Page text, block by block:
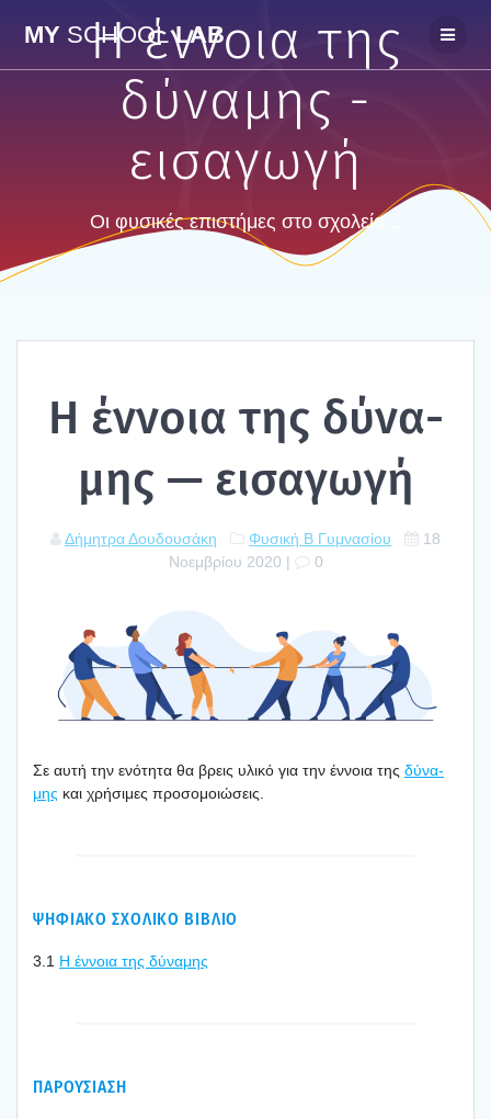
to
content
MY SCHOOLLAB
H έννοια της
δύναμης -
εισαγωγή
Οι φυσικές επιστήμες στο σχολείο...
H έννοια της δύνα­
μης — εισα­γω­γή
Δήμητρα Δουδουσάκη Φυσική Β Γυμνασίου
18
Νοεμβρίου 2020 | 0
Σε αυτή την ενό­τη­τα θα βρεις υλι­κό για την έννοια της δύνα­
μης και χρή­σι­μες προ­σο­μοιώ­σεις.
ΨΗΦΙΑΚΟ ΣΧΟΛΙΚΟ ΒΙΒΛΙΟ
3.1 Η έννοια της δύνα­μης
ΠΑΡΟΥΣΙΑΣΗ